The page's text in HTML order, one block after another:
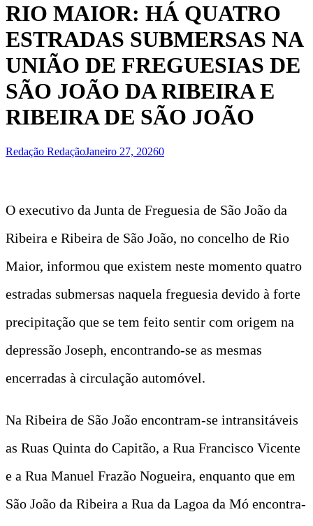
RIO MAIOR: HÁ QUATRO
ESTRADAS SUBMERSAS NA
UNIÃO DE FREGUESIAS DE
SÃO JOÃO DA RIBEIRA E
RIBEIRA DE SÃO JOÃO
Redação RedaçãoJaneiro 27, 20260
O executivo da Junta de Freguesia de São João da
Ribeira e Ribeira de São João, no concelho de Rio
Maior, informou que existem neste momento quatro
estradas submersas naquela freguesia devido à forte
precipitação que se tem feito sentir com origem na
depressão Joseph, encontrando-se as mesmas
encerradas à circulação automóvel.
Na Ribeira de São João encontram-se intransitáveis
as Ruas Quinta do Capitão, a Rua Francisco Vicente
e a Rua Manuel Frazão Nogueira, enquanto que em
São João da Ribeira a Rua da Lagoa da Mó encontra-